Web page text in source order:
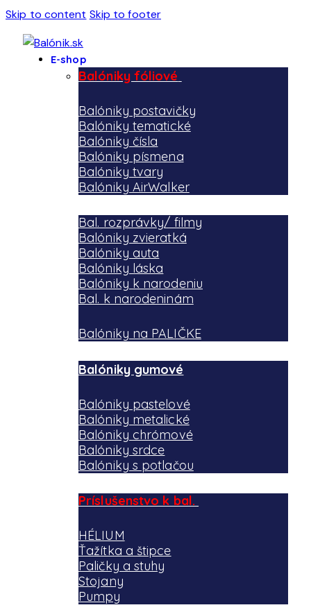
Skip to content Skip to footer
E-shop
Balóniky fóliové
Balóniky postavičky
Balóniky tematické
Balóniky čísla
Balóniky písmena
Balóniky tvary
Balóniky AirWalker
Bal. rozprávky/ filmy
Balóniky zvieratká
Balóniky auta
Balóniky láska
Balóniky k narodeniu
Bal. k narodeninám
Balóniky na PALIČKE
Balóniky gumové
Balóniky pastelové
Balóniky metalické
Balóniky chrómové
Balóniky srdce
Balóniky s potlačou
Príslušenstvo k bal.
HÉLIUM
Ťažítka a štipce
Paličky a stuhy
Stojany
Pumpy